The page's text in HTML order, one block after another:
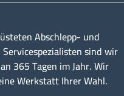
Abschlepp- und
sind wir
365 Tagen im Jahr. Wir
Werkstatt Ihrer Wahl.